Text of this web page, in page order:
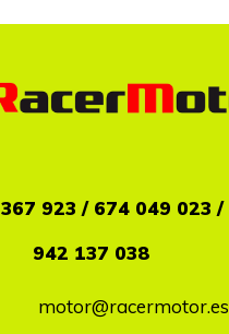
367 923 / 674 049 023 /
942 137 038
motor@racermotor.es